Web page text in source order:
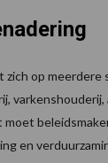
op meerdere
varkenshouderij,
en